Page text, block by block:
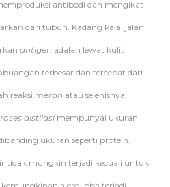
antibodi dan mengikat
dari tubuh. Kadang kala, jalan
antigen adalah lewat kulit
terbesar dan tercepat dari
reaksi merah atau sejenisnya.
distilasi mempunyai ukuran
ukuran seperti protein.
tidak mungkin terjadi kecuali untuk